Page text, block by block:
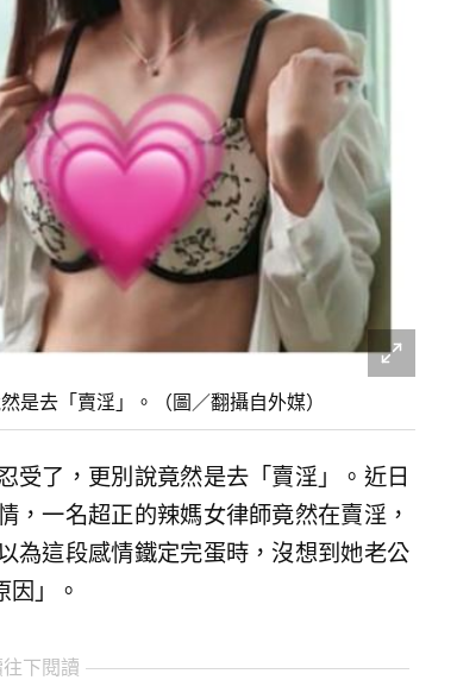
是去「賣淫」。（圖／翻攝自外媒）
受了，更別說竟然是去「賣淫」。近日
，一名超正的辣媽女律師竟然在賣淫，
為這段感情鐵定完蛋時，沒想到她老公
因」。
下閱讀